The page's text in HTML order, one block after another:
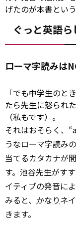
げたのが本書という
ぐっと英語
ローマ字読みは
「でも中学生のと
たら先生に怒られ
（私もです）。
それはおそらく、
うなローマ字読み
当てるカタカナが
す。池谷先生がす
イティブの発音に
みると、 かなりネ
きます。